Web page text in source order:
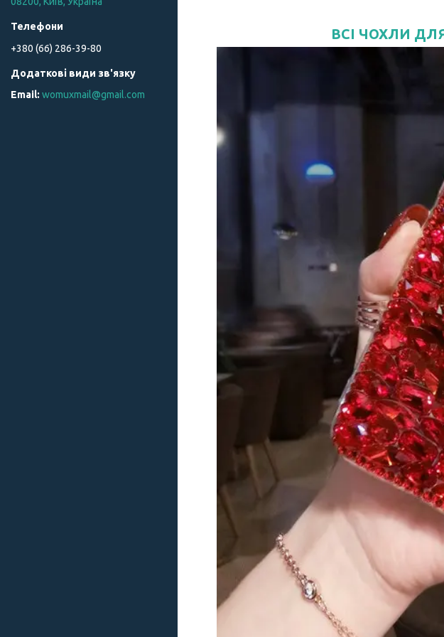
ВСІ ЧОХЛИ ДЛЯ
+380 (66) 286-39-80
womuxmail@gmail.com